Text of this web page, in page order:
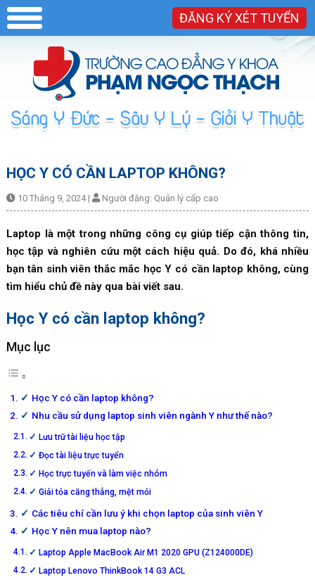
ĐĂNG KÝ XÉT TUYỂN
HỌC Y CÓ CẦN LAPTOP KHÔNG?
10 Tháng 9, 2024 | Người đăng: Quản lý cấp cao
Laptop là một trong những công cụ giúp tiếp cận thông tin,
học tập và nghiên cứu một cách hiệu quả. Do đó, khá nhiều
bạn tân sinh viên thắc mắc học Y có cần laptop không, cùng
tìm hiểu chủ đề này qua bài viết sau.
Học Y có cần laptop không?
Mục lục
Học Y có cần laptop không?
Nhu cầu sử dụng laptop sinh viên ngành Y như thế nào?
Lưu trữ tài liệu học tập
Đọc tài liệu trực tuyển
Học trực tuyến và làm việc nhóm
Giải tỏa căng thẳng, mệt mỏi
Các tiêu chí cần lưu ý khi chọn laptop của sinh viên Y
Học Y nên mua laptop nào?
Laptop Apple MacBook Air M1 2020 GPU (Z124000DE)
Laptop Lenovo ThinkBook 14 G3 ACL